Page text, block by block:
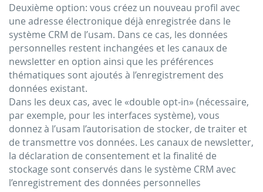
Deuxième option: vous créez un nouveau profil avec
une adresse électronique déjà enregistrée dans le
système CRM de l’usam. Dans ce cas, les données
personnelles restent inchangées et les canaux de
newsletter en option ainsi que les préférences
thématiques sont ajoutés à l’enregistrement des
données existant.
Dans les deux cas, avec le «double opt-in» (nécessaire,
par exemple, pour les interfaces système), vous
donnez à l’usam l’autorisation de stocker, de traiter et
de transmettre vos données. Les canaux de newsletter,
la déclaration de consentement et la finalité de
stockage sont conservés dans le système CRM avec
l’enregistrement des données personnelles